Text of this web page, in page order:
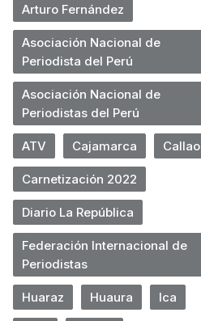
Arturo Fernández
Asociación Nacional de
Periodista del Perú
Asociación Nacional de
Periodistas del Perú
ATV Cajamarca Callao
Carnetización 2022
Diario La República
Federación Internacional de
Periodistas
Huaraz Huaura Ica